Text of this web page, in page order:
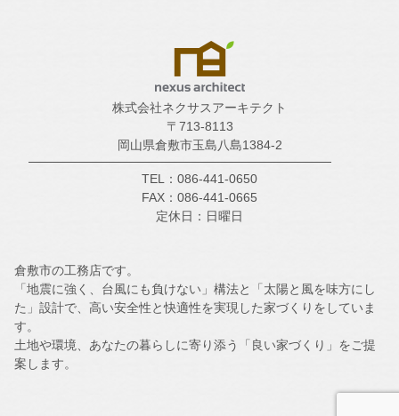
株式会社ネクサスアーキテクト
〒713-8113
岡山県倉敷市玉島八島1384-2
TEL：086-441-0650
FAX：086-441-0665
定休日：日曜日
倉敷市の工務店です。
「地震に強く、台風にも負けない」構法と「太陽と風を味方にし
た」設計で、高い安全性と快適性を実現した家づくりをしていま
す。
土地や環境、あなたの暮らしに寄り添う「良い家づくり」をご提
案します。